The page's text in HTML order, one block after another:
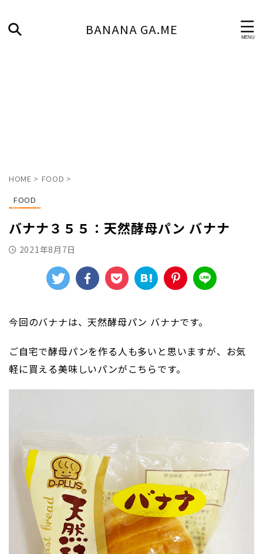
BANANA GA.ME
HOME > FOOD >
FOOD
バナナ３５５：天然酵母パン バナナ
2021年8月7日
今回のバナナは、天然酵母パン バナナです。
ご自宅で酵母パンを作る人も多いと思いますが、お気
軽に買える美味しいパンがこちらです。